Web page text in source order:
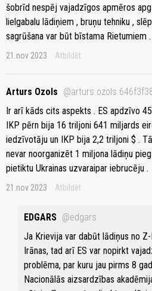
šobrīd nespēj vajadzīgos apmēros
lielgabalu lādiņiem , bruņu tehniku ,
sagrūšana var būt bīstama Rietumiem .
21.nov 2023 Atbildēt
Arturs Ozols
Ir arī kāds cits aspekts . ES apdzīvo
IKP pērn bija 16 triljoni 641 miljards
iedzīvotāju un IKP bija 2,2 triljoni $ .
nevar noorganizēt 1 miljona lādiņu
pietiktu Ukrainas uzvaraipar iebrucēju .
21.nov 2023 Atbildēt
EDGARS @edgars
Ja Krievija var dabūt lādiņus no
Irānas, tad arī ES var nopirkt
problēma, par kuru jau pirms 8
Nacionālās aizsardzības